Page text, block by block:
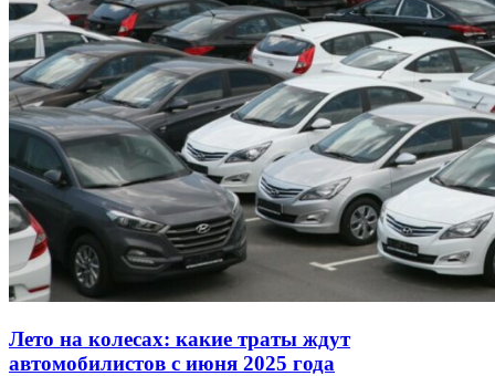
Лето на колесах: какие траты ждут
автомобилистов с июня 2025 года